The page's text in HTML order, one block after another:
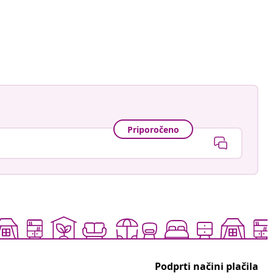
Priporočeno
Podprti načini plačila